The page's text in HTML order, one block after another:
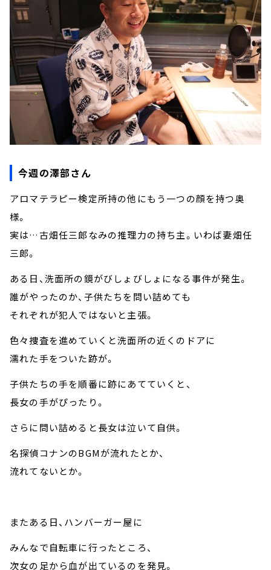
今週の澤部さん
アロマテラピー検定所持の他にもう一つの顔を持つ奥
様。
実は…古畑任三郎なみの推理力の持ち主。いわば妻畑任
三郎。
ある日、洗面所の鏡がびしょびしょになる事件が発生。
誰がやったのか、子供たちを問い詰めても
それぞれが犯人ではないと主張。
色々捜査を進めていくと洗面所の近くのドアに
濡れた手をついた跡が。
子供たちの手を順番に跡にあてていくと、
長女の手がぴったり。
さらに問い詰めると長女は泣いて自供。
名探偵コナンのBGMが流れたとか、
流れてないとか。
またある日、ハンバーガー屋に
みんなで自転車に行ったところ、
次女の足から血が出ているのを発見。